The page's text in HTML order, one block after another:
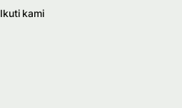
Ikuti kami